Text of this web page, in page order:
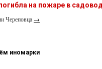
на пожаре в
Череповца →
иномарки